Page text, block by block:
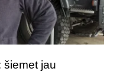
šiemet jau